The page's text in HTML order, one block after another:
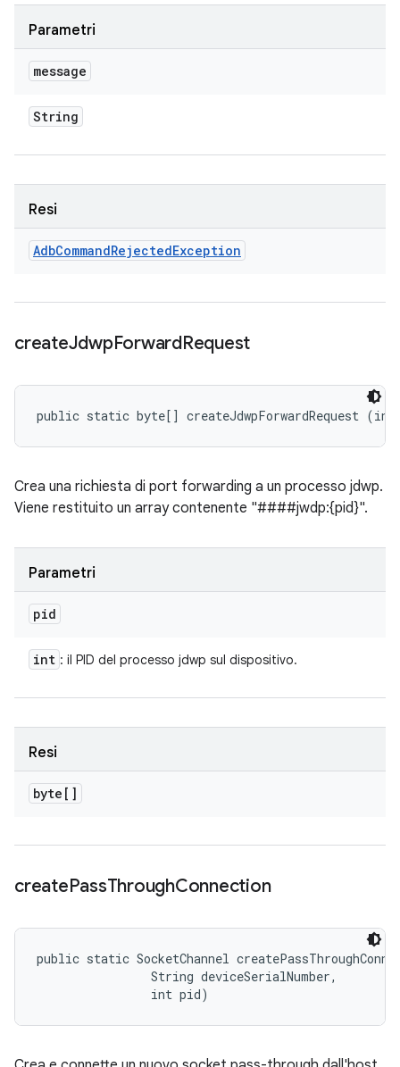
Parametri
message
String
Resi
AdbCommandRejectedException
createJdwpForwardRequest
public static byte[] createJdwpForwardRequest
Crea una richiesta di port forwarding a un processo jdwp.
Viene restituito un array contenente "####jwdp:{pid}".
Parametri
pid
int : il PID del processo jdwp sul dispositivo.
Resi
byte[]
createPassThroughConnection
public static SocketChannel
                String deviceSerialNumber,
                int pid)